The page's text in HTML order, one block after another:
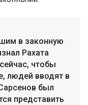
в законную
Рахата
чтобы
людей вводят в
был
представить